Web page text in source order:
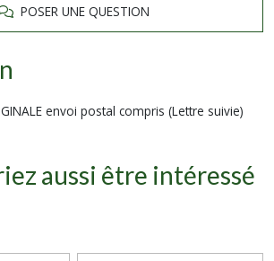
POSER UNE QUESTION
envoi postal compris (Lettre suivie)
aussi être intéressé